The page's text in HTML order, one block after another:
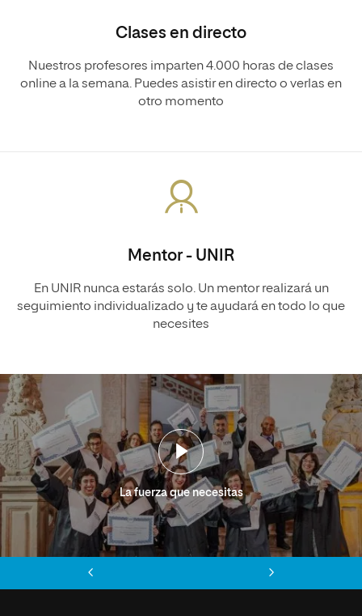
Clases en directo
Nuestros profesores imparten 4.000 horas de clases
online a la semana. Puedes asistir en directo o verlas en
otro momento
Mentor - UNIR
En UNIR nunca estarás solo. Un mentor realizará un
seguimiento individualizado y te ayudará en todo lo que
necesites
La fuerza que necesitas